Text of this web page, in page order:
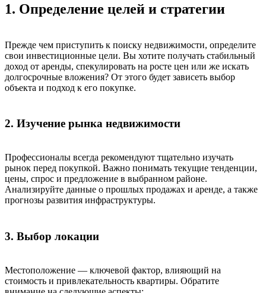
1. Определение целей и стратегии
Прежде чем приступить к поиску недвижимости, определите
свои инвестиционные цели. Вы хотите получать стабильный
доход от аренды, спекулировать на росте цен или же искать
долгосрочные вложения? От этого будет зависеть выбор
объекта и подход к его покупке.
2. Изучение рынка недвижимости
Профессионалы всегда рекомендуют тщательно изучать
рынок перед покупкой. Важно понимать текущие тенденции,
цены, спрос и предложение в выбранном районе.
Анализируйте данные о прошлых продажах и аренде, а также
прогнозы развития инфраструктуры.
3. Выбор локации
Местоположение — ключевой фактор, влияющий на
стоимость и привлекательность квартиры. Обратите